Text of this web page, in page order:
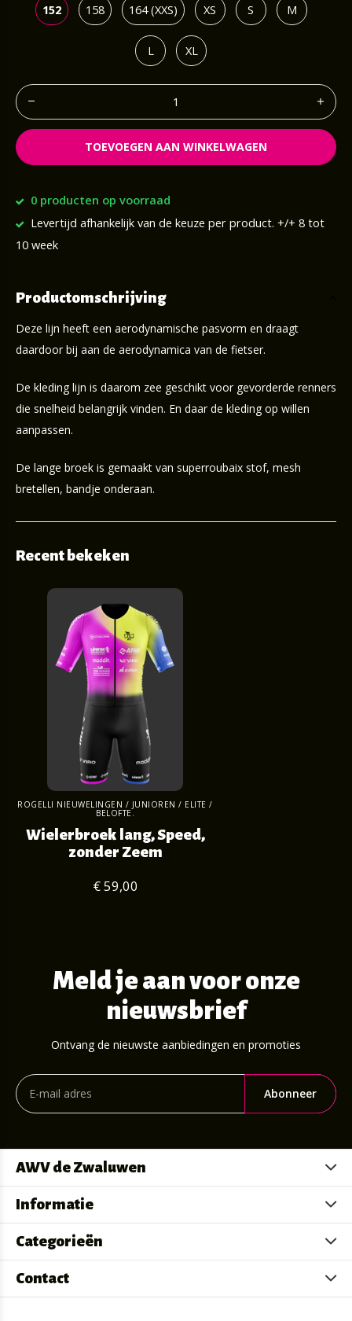
152 158 164 (XXS) XS S M
L XL
TOEVOEGEN AAN WINKELWAGEN
0 producten op voorraad
Levertijd afhankelijk van de keuze per product. +/+ 8 tot
10 week
Productomschrijving
Deze lijn heeft een aerodynamische pasvorm en draagt
daardoor bij aan de aerodynamica van de fietser.
De kleding lijn is daarom zee geschikt voor gevorderde renners
die snelheid belangrijk vinden. En daar de kleding op willen
aanpassen.
De lange broek is gemaakt van superroubaix stof, mesh
bretellen, bandje onderaan.
Recent bekeken
ROGELLI NIEUWELINGEN / JUNIOREN / ELITE /
BELOFTE.
Wielerbroek lang, Speed,
zonder Zeem
€ 59,00
Meld je aan voor onze
nieuwsbrief
Ontvang de nieuwste aanbiedingen en promoties
Abonneer
AWV de Zwaluwen
Informatie
Categorieën
Contact